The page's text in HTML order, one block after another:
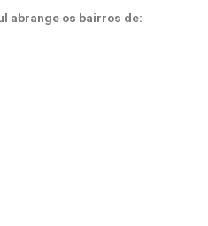
abrange os bairros de: